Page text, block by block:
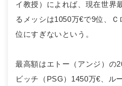
イ教授）によれば、現在世界
るメッシは1050万€で9位、
位にすぎないという。
最高額はエトー（アンジ）の
ビッチ（PSG）1450万€、ル